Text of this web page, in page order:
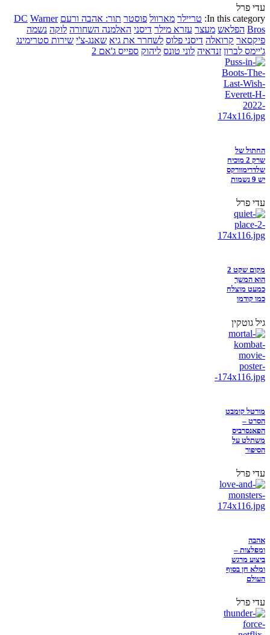
עדי פרל
In this category: טריילר מארוול פוסטר תור: אהבה ורעם DC Warner
Bros הפלאש מעצר עזרא מילר דיסני האלמנה השחורה לוקה נשמה
פיקסאר קרואלה דיסני פלוס לשחרר את גיא שאנג-צ'י שירות סטרימינג
ג'יימס לברון זנדאיה לוני טונס ליהוק ספייס ג'אם 2
החתול של
שרק 2 מוכיח
שלדרימוורקס
יש 9 נשמות
עדי פרל
מקום שקט 2
הוא המשך
כמעט מוצלח
כמו קודמו
גיל גוטקין
מורטל קומבט
הסרט –
הפאנסרביס
משתלט על
הסיפור
עדי פרל
אהבה
ומפלצות –
ביצוע מרגש
ומלא חן בסוף
העולם
עדי פרל